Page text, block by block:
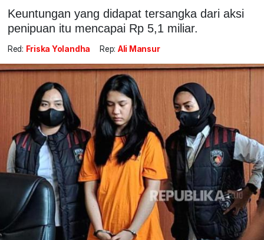
Keuntungan yang didapat tersangka dari aksi
penipuan itu mencapai Rp 5,1 miliar.
Red: Friska Yolandha Rep: Ali Mansur